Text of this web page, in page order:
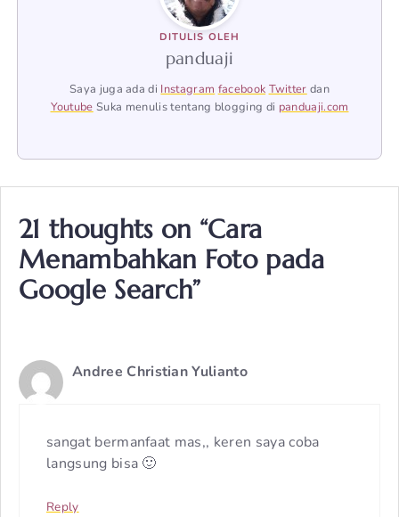
DITULIS OLEH
panduaji
Saya juga ada di Instagram facebook Twitter dan
Youtube Suka menulis tentang blogging di panduaji.com
21 thoughts on “Cara
Menambahkan Foto pada
Google Search”
Andree Christian Yulianto
sangat bermanfaat mas,, keren saya coba
langsung bisa 🙂
Reply